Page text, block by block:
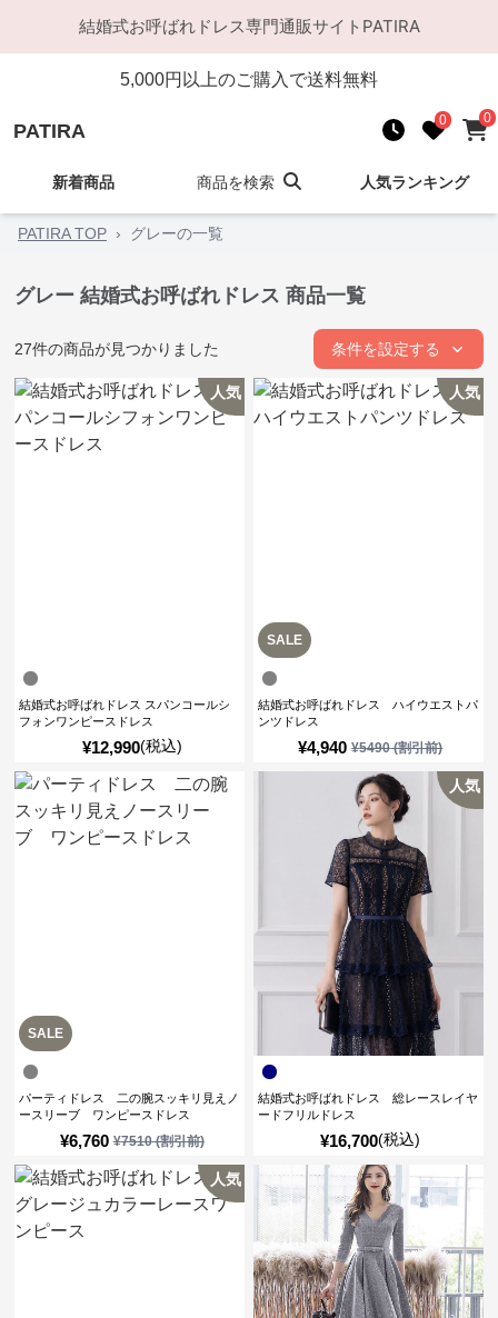
結婚式お呼ばれドレス専門通販サイト PATIRA
5,000円以上のご購入で送料無料
PATIRA 0 0
新着商品 商品を検索 人気ランキング
PATIRA TOP › グレーの一覧
グレー 結婚式お呼ばれドレス 商品一覧
27件の商品が見つかりました 条件を設定する
人気
¥12,990(税込)
結婚式お呼ばれドレス スパンコールシ
フォンワンピースドレス
SALE
人気
¥4,940 ¥5490(割引前)
結婚式お呼ばれドレス ハイウエストパ
ンツドレス
SALE
¥6,760 ¥7510(割引前)
パーティドレス 二の腕スッキリ見えノ
ースリーブ ワンピースドレス
人気
¥16,700(税込)
結婚式お呼ばれドレス 総レースレイヤ
ードフリルドレス
人気